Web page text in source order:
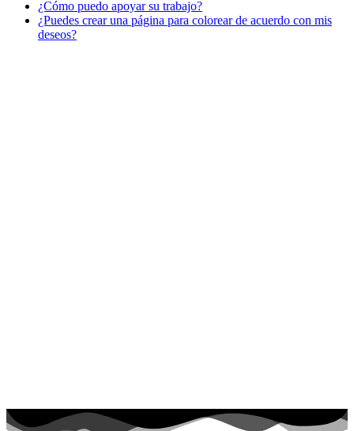
Libros para colorear para niños
Nezaradené
¿Cómo puedo apoyar su trabajo?
¿Puedes crear una página para colorear de acuerdo con mis
deseos?